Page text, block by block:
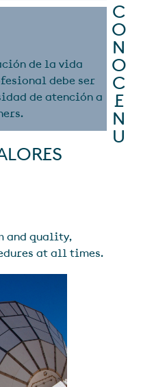
de la vida
debe ser
de atención a
C
O
N
O
C
E
N
U
and quality,
at all times.